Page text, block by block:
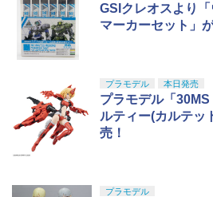
GSIクレオスより
マーカーセット」
プラモデル 本日発売
プラモデル「
ルティー(カルテッ
売！
プラモデル